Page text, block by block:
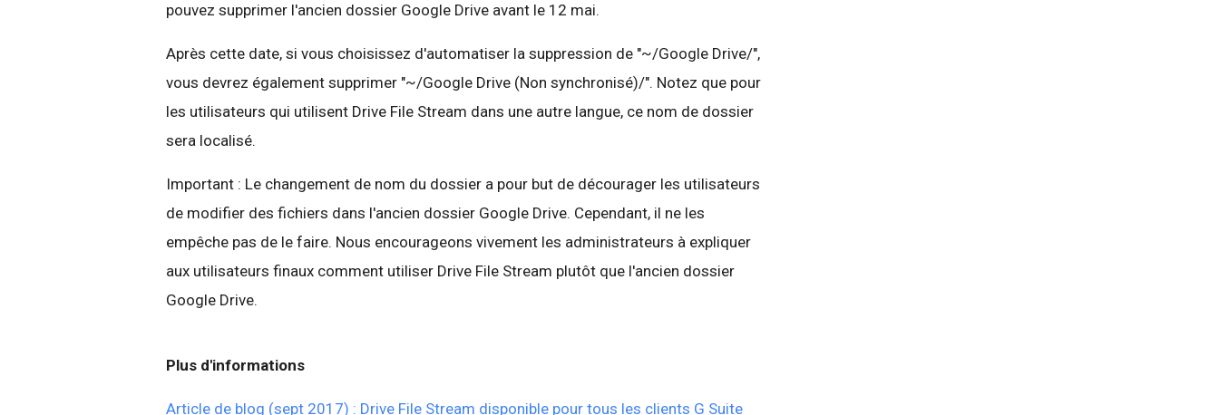
pouvez supprimer l'ancien dossier Google Drive avant le 12 mai.
Après cette date, si vous choisissez d'automatiser la suppression de "~/Google Drive/",
vous devrez également supprimer "~/Google Drive (Non synchronisé)/". Notez que pour
les utilisateurs qui utilisent Drive File Stream dans une autre langue, ce nom de dossier
sera localisé.
Important : Le changement de nom du dossier a pour but de décourager les utilisateurs
de modifier des fichiers dans l'ancien dossier Google Drive. Cependant, il ne les
empêche pas de le faire. Nous encourageons vivement les administrateurs à expliquer
aux utilisateurs finaux comment utiliser Drive File Stream plutôt que l'ancien dossier
Google Drive.
Plus d'informations
Article de blog (sept 2017) : Drive File Stream disponible pour tous les clients G Suite